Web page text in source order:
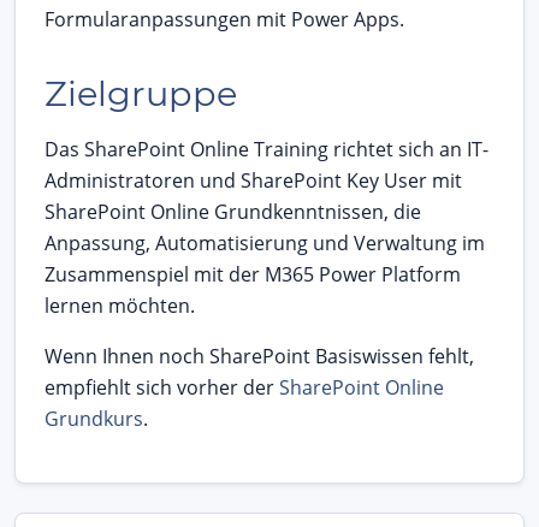
Formularanpassungen mit Power Apps.
Zielgruppe
Das SharePoint Online Training richtet sich an IT-
Administratoren und SharePoint Key User mit
SharePoint Online Grundkenntnissen, die
Anpassung, Automatisierung und Verwaltung im
Zusammenspiel mit der M365 Power Platform
lernen möchten.
Wenn Ihnen noch SharePoint Basiswissen fehlt,
empfiehlt sich vorher derSharePoint Online
Grundkurs.